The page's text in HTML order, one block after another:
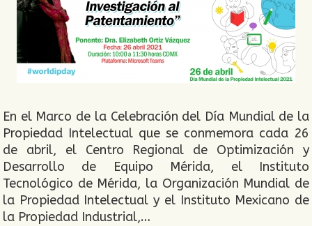
En el Marco de la Celebración del Día Mundial de la
Propiedad Intelectual que se conmemora cada 26
de abril, el Centro Regional de Optimización y
Desarrollo de Equipo Mérida, el Instituto
Tecnológico de Mérida, la Organización Mundial de
la Propiedad Intelectual y el Instituto Mexicano de
la Propiedad Industrial,…